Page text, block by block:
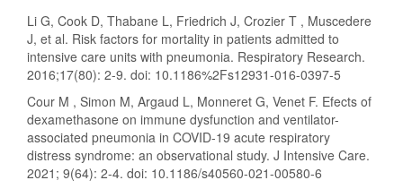
Li G, Cook D, Thabane L, Friedrich J, Crozier T , Muscedere
J, et al. Risk factors for mortality in patients admitted to
intensive care units with pneumonia. Respiratory Research.
2016;17(80): 2-9. doi: 10.1186%2Fs12931-016-0397-5
Cour M , Simon M, Argaud L, Monneret G, Venet F. Efects of
dexamethasone on immune dysfunction and ventilator-
associated pneumonia in COVID-19 acute respiratory
distress syndrome: an observational study. J Intensive Care.
2021; 9(64): 2-4. doi: 10.1186/s40560-021-00580-6